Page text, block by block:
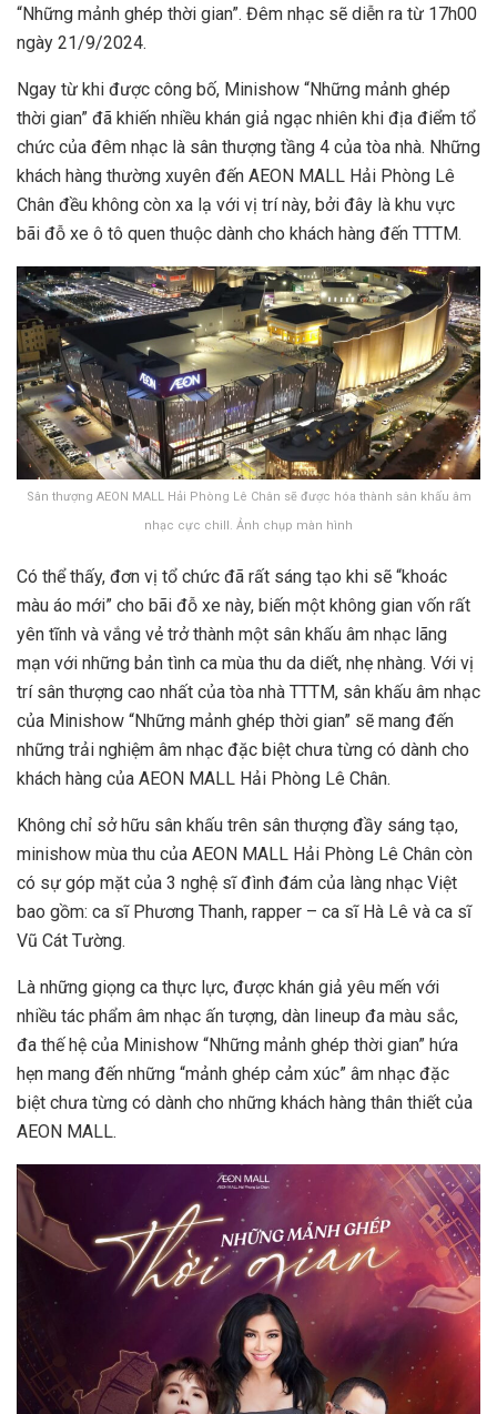
“Những mảnh ghép thời gian”. Đêm nhạc sẽ diễn ra từ 17h00
ngày 21/9/2024.
Ngay từ khi được công bố, Minishow “Những mảnh ghép
thời gian” đã khiến nhiều khán giả ngạc nhiên khi địa điểm tổ
chức của đêm nhạc là sân thượng tầng 4 của tòa nhà. Những
khách hàng thường xuyên đến AEON MALL Hải Phòng Lê
Chân đều không còn xa lạ với vị trí này, bởi đây là khu vực
bãi đỗ xe ô tô quen thuộc dành cho khách hàng đến TTTM.
Sân thượng AEON MALL Hải Phòng Lê Chân sẽ được hóa thành sân khấu âm
nhạc cực chill. Ảnh chụp màn hình
Có thể thấy, đơn vị tổ chức đã rất sáng tạo khi sẽ “khoác
màu áo mới” cho bãi đỗ xe này, biến một không gian vốn rất
yên tĩnh và vắng vẻ trở thành một sân khấu âm nhạc lãng
mạn với những bản tình ca mùa thu da diết, nhẹ nhàng. Với vị
trí sân thượng cao nhất của tòa nhà TTTM, sân khấu âm nhạc
của Minishow “Những mảnh ghép thời gian” sẽ mang đến
những trải nghiệm âm nhạc đặc biệt chưa từng có dành cho
khách hàng của AEON MALL Hải Phòng Lê Chân.
Không chỉ sở hữu sân khấu trên sân thượng đầy sáng tạo,
minishow mùa thu của AEON MALL Hải Phòng Lê Chân còn
có sự góp mặt của 3 nghệ sĩ đình đám của làng nhạc Việt
bao gồm: ca sĩ Phương Thanh, rapper – ca sĩ Hà Lê và ca sĩ
Vũ Cát Tường.
Là những giọng ca thực lực, được khán giả yêu mến với
nhiều tác phẩm âm nhạc ấn tượng, dàn lineup đa màu sắc,
đa thế hệ của Minishow “Những mảnh ghép thời gian” hứa
hẹn mang đến những “mảnh ghép cảm xúc” âm nhạc đặc
biệt chưa từng có dành cho những khách hàng thân thiết của
AEON MALL.